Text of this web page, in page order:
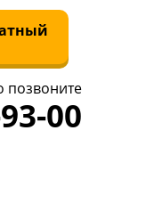
позвоните
00